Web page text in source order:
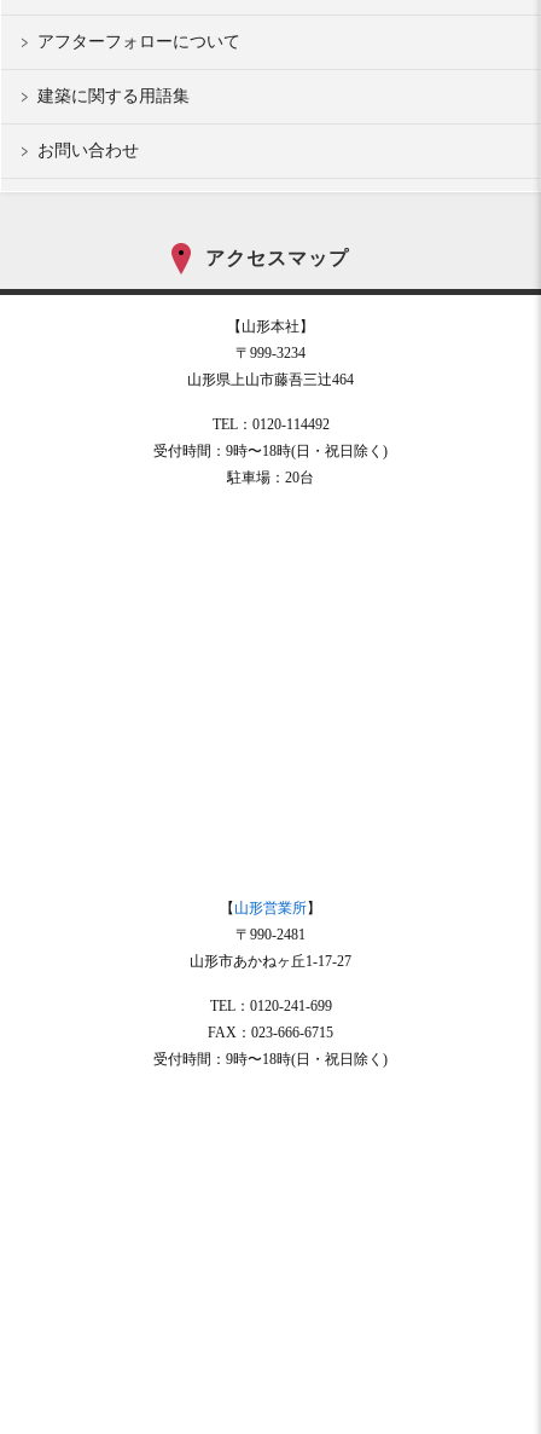
アフターフォローについて
建築に関する用語集
お問い合わせ
アクセスマップ
【山形本社】
〒999-3234
山形県上山市藤吾三辻464
TEL：0120-114492
受付時間：9時〜18時(日・祝日除く)
駐車場：20台
【 山形営業所】
〒990-2481
山形市あかねヶ丘1-17-27
TEL：0120-241-699
FAX：023-666-6715
受付時間：9時〜18時(日・祝日除く)